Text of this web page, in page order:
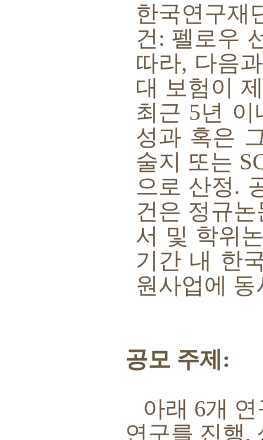
한국연구재
건 : 펠로우
따라, 다음
대 보험이
최근 5년 이
성과 혹은
술지 또는
으로 산정.
건은 정규
서 및 학위
기간 내 한
원사업에
공모 주제:
아래 6개
연구를 진행,